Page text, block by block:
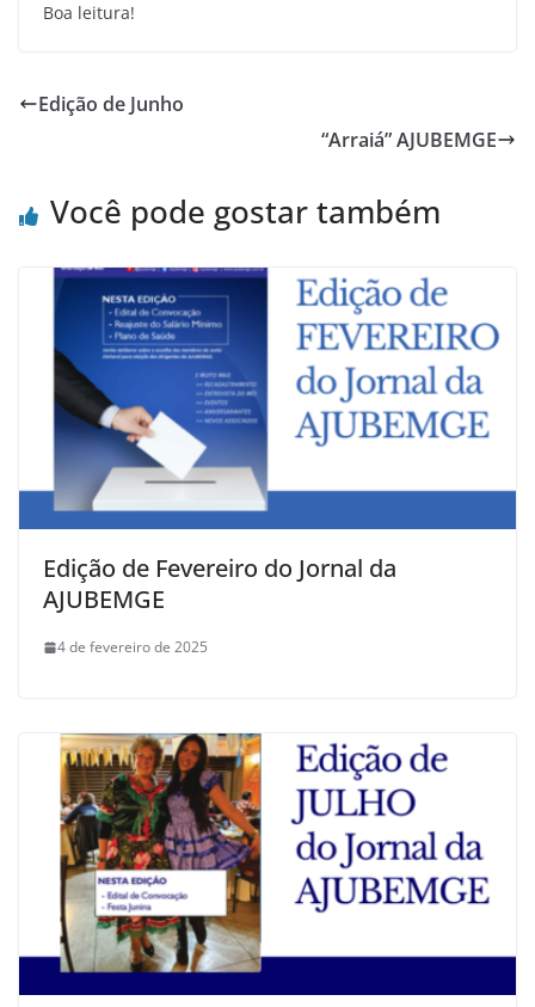
Boa leitura!
Edição de Junho
“Arraiá” AJUBEMGE
Você pode gostar também
Edição de Fevereiro do Jornal da
AJUBEMGE
4 de fevereiro de 2025